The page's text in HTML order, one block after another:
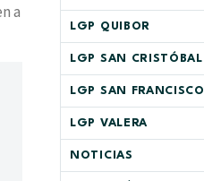
a
LGP QUIBOR
LGP SAN CRISTÓBAL
LGP SAN FRANCISCO
LGP VALERA
NOTICIAS